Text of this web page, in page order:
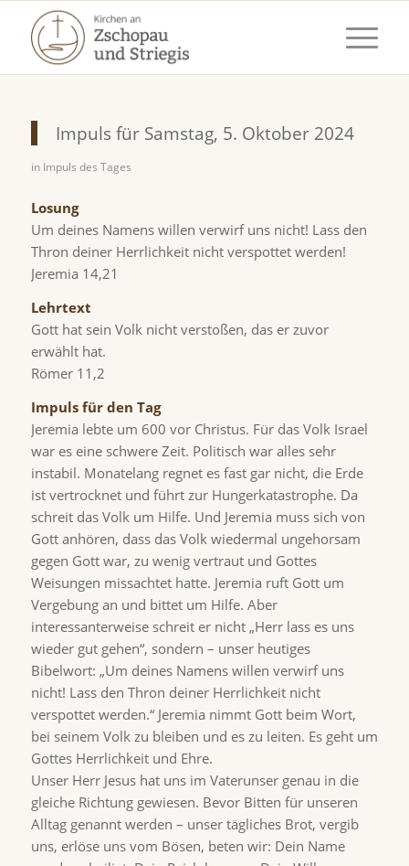
Impuls für Samstag, 5. Oktober 2024
in Impuls des Tages
Losung
Um deines Namens willen verwirf uns nicht! Lass den
Thron deiner Herrlichkeit nicht verspottet werden!
Jeremia 14,21
Lehrtext
Gott hat sein Volk nicht verstoßen, das er zuvor
erwählt hat.
Römer 11,2
Impuls für den Tag
Jeremia lebte um 600 vor Christus. Für das Volk Israel
war es eine schwere Zeit. Politisch war alles sehr
instabil. Monatelang regnet es fast gar nicht, die Erde
ist vertrocknet und führt zur Hungerkatastrophe. Da
schreit das Volk um Hilfe. Und Jeremia muss sich von
Gott anhören, dass das Volk wiedermal ungehorsam
gegen Gott war, zu wenig vertraut und Gottes
Weisungen missachtet hatte. Jeremia ruft Gott um
Vergebung an und bittet um Hilfe. Aber
interessanterweise schreit er nicht „Herr lass es uns
wieder gut gehen“, sondern – unser heutiges
Bibelwort: „Um deines Namens willen verwirf uns
nicht! Lass den Thron deiner Herrlichkeit nicht
verspottet werden.“ Jeremia nimmt Gott beim Wort,
bei seinem Volk zu bleiben und es zu leiten. Es geht um
Gottes Herrlichkeit und Ehre.
Unser Herr Jesus hat uns im Vaterunser genau in die
gleiche Richtung gewiesen. Bevor Bitten für unseren
Alltag genannt werden – unser tägliches Brot, vergib
uns, erlöse uns vom Bösen, beten wir: Dein Name